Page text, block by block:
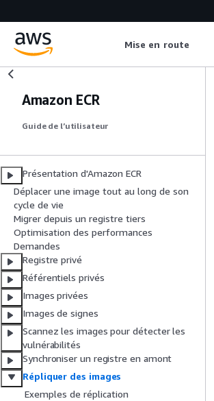
Mise en route
Amazon ECR
Guide de l’utilisateur
Présentation d'Amazon ECR
Déplacer une image tout au long de son
cycle de vie
Migrer depuis un registre tiers
Optimisation des performances
Demandes
Registre privé
Référentiels privés
Images privées
Images de signes
Scannez les images pour détecter les
vulnérabilités
Synchroniser un registre en amont
Répliquer des images
Exemples de réplication